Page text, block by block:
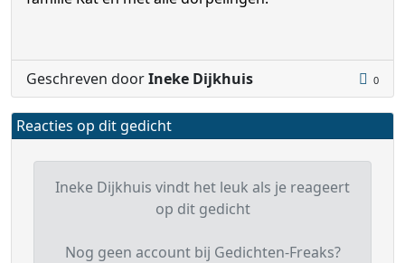
Geschreven doorIneke Dijkhuis 0
Reacties op dit gedicht
Ineke Dijkhuis vindt het leuk als je reageert
op dit gedicht
Nog geen account bij Gedichten-Freaks?